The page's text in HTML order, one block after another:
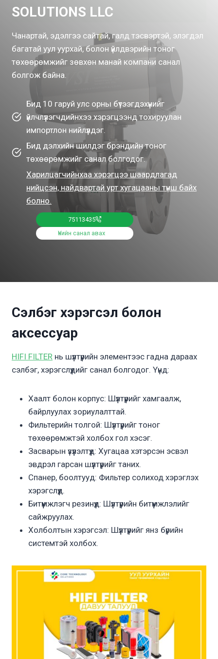
SOLUTIONS LLC
Чанартай, эдэлгээ сайтай, галд тэсвэртэй, элэгдэл
багатай уул уурхай, болон үйлдвэрийн тоног
төхөөрөмжийг зөвхөн манай компани санал
болгож байна.
Бид 10 гаруй улс орны бүтээгдэхүүнийг
үйлчлүүлэгчдийнхээ хэрэгцээнд тохируулан
импортлон нийлүүлдэг.
Бид дэлхийн шилдэг брэндийн тоног
төхөөрөмжийг санал болгодог.
Харилцагчийнхаа хэрэгцээ шаардлагад
нийцсэн, найдвартай урт хугацааны түнш байх
болно.
75113435
Үнийн санал авах
Сэлбэг хэрэгсэл болон
аксессуар
HIFI FILTER нь шүүлтүүрийн элементээс гадна дараах
сэлбэг, хэрэгслүүдийг санал болгодог. Үүнд:
Хаалт болон корпус: Шүүлтүүрийг хамгаалж,
байрлуулах зориулалттай.
Фильтерийн толгой: Шүүлтүүрийг тоног
төхөөрөмжтэй холбох гол хэсэг.
Засварын үзүүлэлтүүд: Хугацаа хэтэрсэн эсвэл
эвдрэл гарсан шүүлтүүрийг таних.
Спанер, боолтууд: Фильтер солиход хэрэглэх
хэрэгслүүд.
Битүүмжлэгч резинүүд: Шүүлтүүрийн битүүмжлэлийг
сайжруулах.
Холболтын хэрэгсэл: Шүүлтүүрийг янз бүрийн
системтэй холбох.